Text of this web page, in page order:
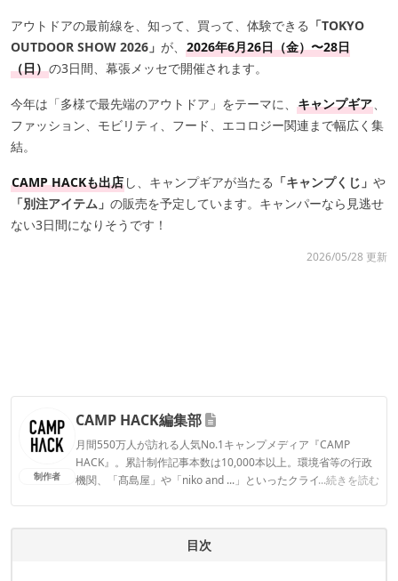
アウトドアの最前線を、知って、買って、体験できる 「TOKYO
OUTDOOR SHOW 2026」 が、 2026年6月26日（金）〜28日
（日）の3日間、幕張メッセで開催されます。
今年は「多様で最先端のアウトドア」をテーマに、 キャンプギア、
ファッション、モビリティ、フード、エコロジー関連まで幅広く集
結。
CAMP HACKも出店 し、キャンプギアが当たる 「キャンプくじ」 や
「別注アイテム」 の販売を予定しています。キャンパーなら見逃せ
ない3日間になりそうです！
2026/05/28 更新
制作者
CAMP HACK編集部
月間550万人が訪れる人気No.1キャンプメディア『CAMP
HACK』。累計制作記事本数は10,000本以上。環境省等の行政
機関、「髙島屋」や「niko and ...」といったクライアントとの
...続きを読む
CAMP HACK編集部のプロフィール
目次